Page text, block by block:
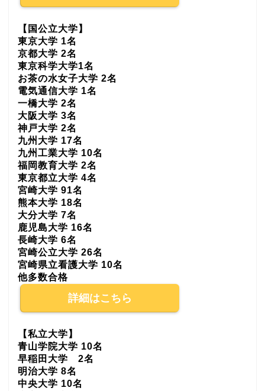
【国公立大学】
東京大学 1名
京都大学 2名
東京科学大学1名
お茶の水女子大学 2名
電気通信大学 1名
一橋大学 2名
大阪大学 3名
神戸大学 2名
九州大学 17名
九州工業大学 10名
福岡教育大学 2名
東京都立大学 4名
宮崎大学 91名
熊本大学 18名
大分大学 7名
鹿児島大学 16名
長崎大学 6名
宮崎公立大学 26名
宮崎県立看護大学 10名
他多数合格
詳細はこちら
【私立大学】
青山学院大学 10名
早稲田大学 2名
明治大学 8名
中央大学 10名